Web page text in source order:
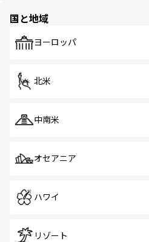
で、ホーカーズは地元の
国と地域
ヨーロッパ
北米
中南米
オセアニア
ハワイ
リゾート